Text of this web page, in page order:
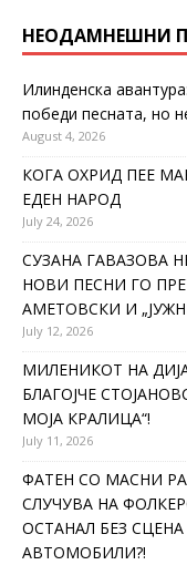
НЕОДАМНЕШНИ
Илинденска
победи песната, но
August 4, 2026
КОГА ОХРИД ПЕЕ
ЕДЕН НАРОД
July 24, 2026
СУЗАНА ГАВАЗОВА
НОВИ ПЕСНИ ГО
АМЕТОВСКИ И
July 12, 2026
МИЛЕНИКОТ НА
БЛАГОЈЧЕ
МОЈА КРАЛИЦА“!
July 11, 2026
ФАТЕН СО МАСНИ
СЛУЧУВА НА
ОСТАНАЛ БЕЗ
АВТОМОБИЛИ?!